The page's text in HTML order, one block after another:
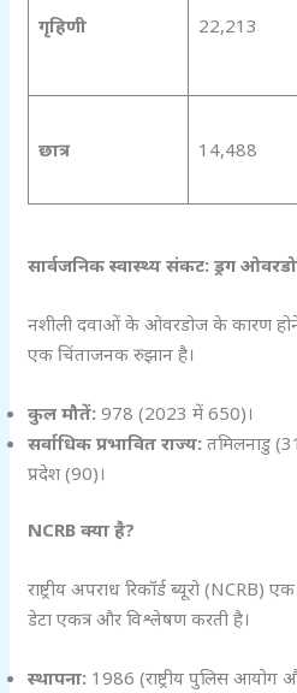
गृहिणी 22,213
छात्र 14,488
सार्वजनिक स्वास्थ्य संकट: ड्रग
नशीली दवाओं के ओवरडोज के कारण होने
एक चिंताजनक रुझान है।
कुल मौतें: 978 (2023 में 650)।
सर्वाधिक प्रभावित राज्य: तमिलनाडु
प्रदेश (90)।
NCRBक्या है?
राष्ट्रीय अपराध रिकॉर्ड ब्यूरो
डेटा एकत्र और विश्लेषण करती है।
स्थापना: 1986 (राष्ट्रीय पुलिस आयोग